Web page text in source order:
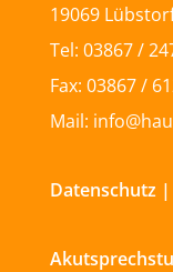
19069
Tel: 03867 /
Fax: 03867 /
Mail:
Datenschutz |